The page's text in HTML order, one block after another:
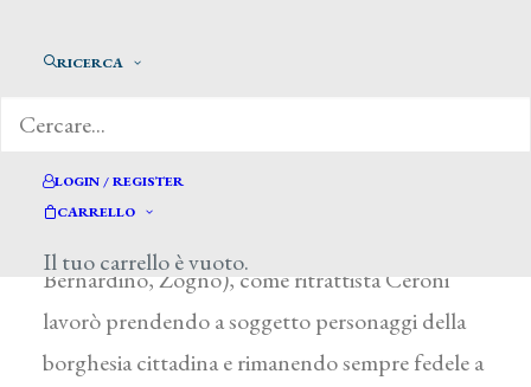
RICERCA
LOGIN / REGISTER
CARRELLO
Il tuo carrello è vuoto.
Iscrittosi all’Accademia Carrara di Bergamo nel
Autore di pale per diverse chiese del
Bernardino, Zogno), come ritrattista Ceroni
lavorò prendendo a soggetto personaggi della
borghesia cittadina e rimanendo sempre fedele a